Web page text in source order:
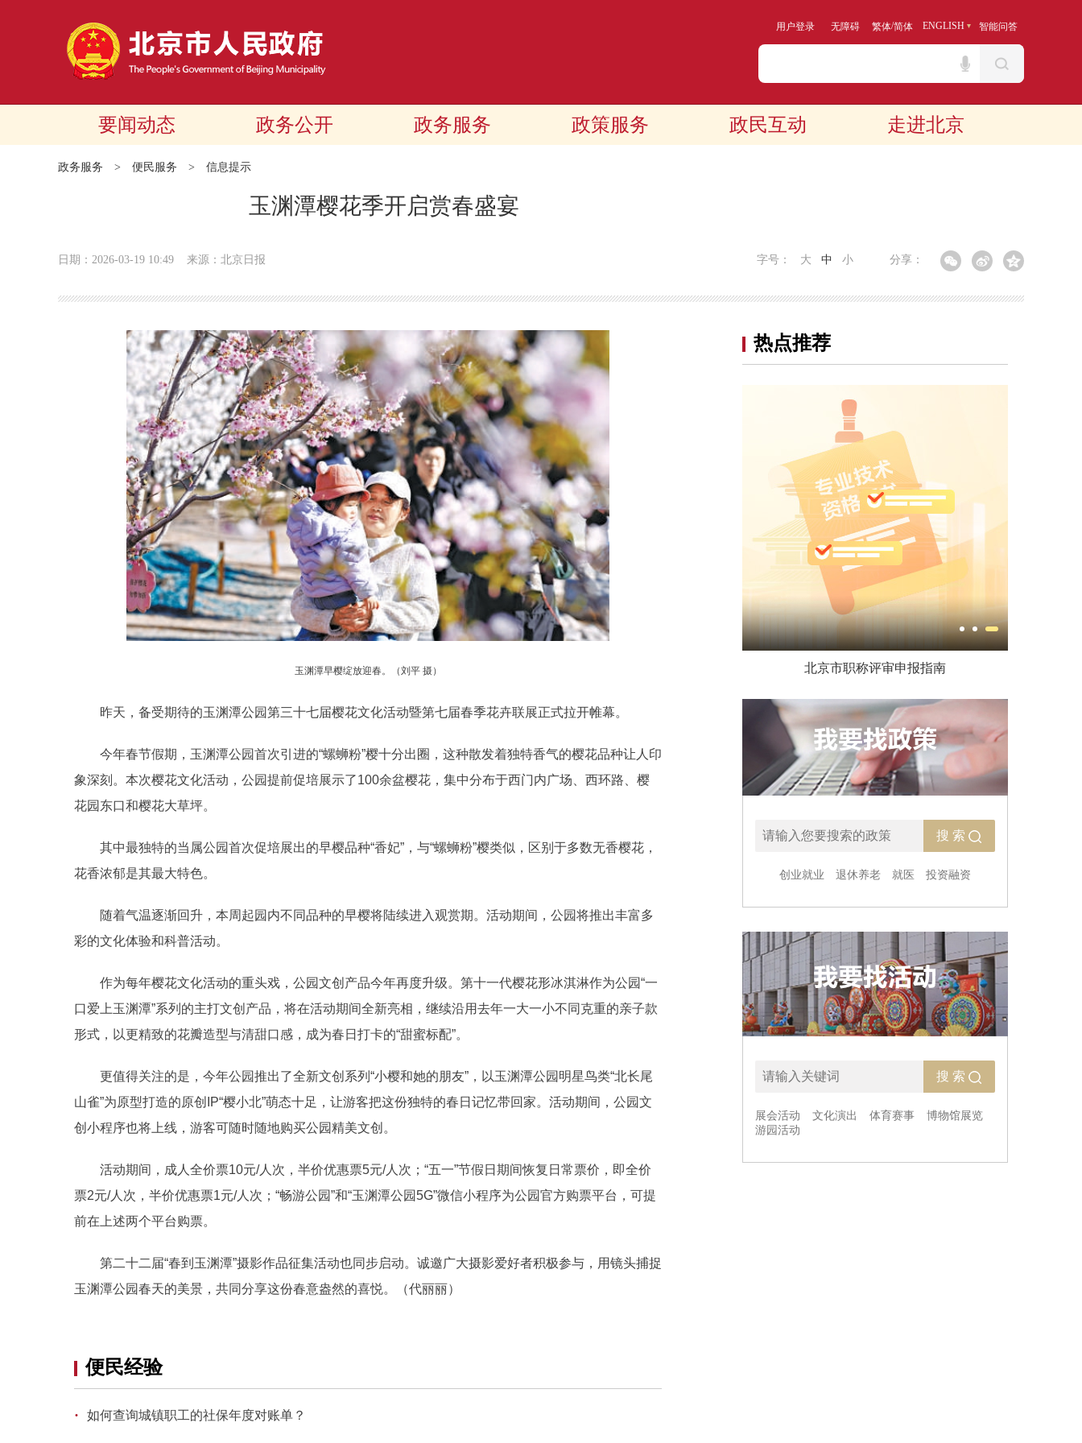
用户登录 无障碍 繁体/简体 ENGLISH 智能问答
要闻动态 政务公开 政务服务 政策服务 政民互动 走进北京
政务服务 > 便民服务 > 信息提示
玉渊潭樱花季开启赏春盛宴
日期：2026-03-19 10:49 来源：北京日报 分享：
字号： 大 中 小
玉渊潭早樱绽放迎春。（刘平 摄）
昨天，备受期待的玉渊潭公园第三十七届樱花文化活动暨第七届春季花卉联展正式拉开帷幕。
今年春节假期，玉渊潭公园首次引进的“螺蛳粉”樱十分出圈，这种散发着独特香气的樱花品种让人印
象深刻。本次樱花文化活动，公园提前促培展示了100余盆樱花，集中分布于西门内广场、西环路、樱
花园东口和樱花大草坪。
其中最独特的当属公园首次促培展出的早樱品种“香妃”，与“螺蛳粉”樱类似，区别于多数无香樱花，
花香浓郁是其最大特色。
随着气温逐渐回升，本周起园内不同品种的早樱将陆续进入观赏期。活动期间，公园将推出丰富多
彩的文化体验和科普活动。
作为每年樱花文化活动的重头戏，公园文创产品今年再度升级。第十一代樱花形冰淇淋作为公园“一
口爱上玉渊潭”系列的主打文创产品，将在活动期间全新亮相，继续沿用去年一大一小不同克重的亲子款
形式，以更精致的花瓣造型与清甜口感，成为春日打卡的“甜蜜标配”。
更值得关注的是，今年公园推出了全新文创系列“小樱和她的朋友”，以玉渊潭公园明星鸟类“北长尾
山雀”为原型打造的原创IP“樱小北”萌态十足，让游客把这份独特的春日记忆带回家。活动期间，公园文
创小程序也将上线，游客可随时随地购买公园精美文创。
活动期间，成人全价票10元/人次，半价优惠票5元/人次；“五一”节假日期间恢复日常票价，即全价
票2元/人次，半价优惠票1元/人次；“畅游公园”和“玉渊潭公园5G”微信小程序为公园官方购票平台，可提
前在上述两个平台购票。
第二十二届“春到玉渊潭”摄影作品征集活动也同步启动。诚邀广大摄影爱好者积极参与，用镜头捕捉
玉渊潭公园春天的美景，共同分享这份春意盎然的喜悦。（代丽丽）
便民经验
· 如何查询城镇职工的社保年度对账单？
热点推荐